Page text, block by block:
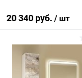
20 340 руб. / шт
В корзину